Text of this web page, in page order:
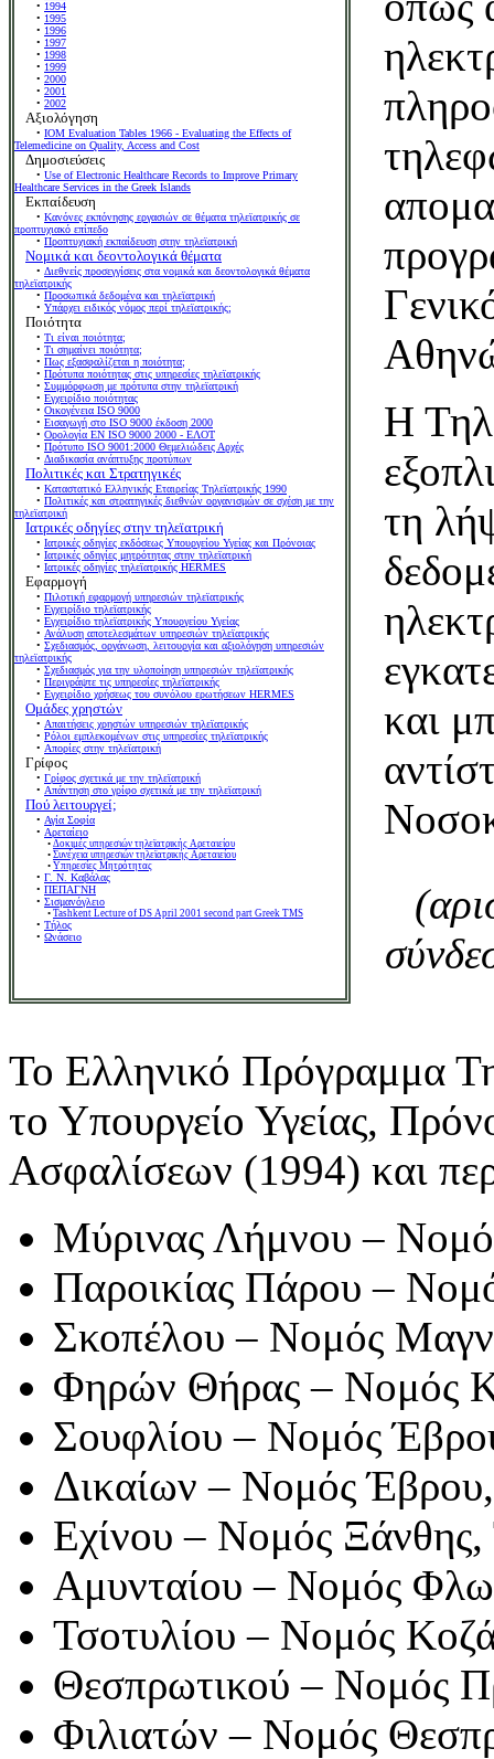
• 1994
• 1995
• 1996
• 1997
• 1998
• 1999
• 2000
• 2001
• 2002
Αξιολόγηση
• IOM Evaluation Tables 1966 - Evaluating the Effects of
Telemedicine on Quality, Access and Cost
Δημοσιεύσεις
• Use of Electronic Healthcare Records to Improve Primary
Healthcare Services in the Greek Islands
Εκπαίδευση
• Κανόνες εκπόνησης εργασιών σε θέματα τηλεϊατρικής σε
προπτυχιακό επίπεδο
• Προπτυχιακή εκπαίδευση στην τηλεϊατρική
Νομικά και δεοντολογικά θέματα
• Διεθνείς προσεγγίσεις στα νομικά και δεοντολογικά θέματα
τηλεϊατρικής
• Προσωπικά δεδομένα και τηλεϊατρική
• Υπάρχει ειδικός νόμος περί τηλεϊατρικής;
Ποιότητα
• Τι είναι ποιότητα;
• Τι σημαίνει ποιότητα;
• Πως εξασφαλίζεται η ποιότητα;
• Πρότυπα ποιότητας στις υπηρεσίες τηλεϊατρικής
• Συμμόρφωση με πρότυπα στην τηλεϊατρική
• Εγχειρίδιο ποιότητας
• Οικογένεια ISO 9000
• Εισαγωγή στο ISO 9000 έκδοση 2000
• Ορολογία ΕΝ ISO 9000 2000 - ΕΛΟΤ
• Πρότυπο ISO 9001:2000 Θεμελιώδεις Αρχές
• Διαδικασία ανάπτυξης προτύπων
Πολιτικές και Στρατηγικές
• Καταστατικό Ελληνικής Εταιρείας Τηλεϊατρικής 1990
• Πολιτικές και στρατηγικές διεθνών οργανισμών σε σχέση με την
τηλεϊατρική
Ιατρικές οδηγίες στην τηλεϊατρική
• Ιατρικές οδηγίες εκδόσεως Υπουργείου Υγείας και Πρόνοιας
• Ιατρικές οδηγίες μητρότητας στην τηλεϊατρική
• Ιατρικές οδηγίες τηλεϊατρικής HERMES
Εφαρμογή
• Πιλοτική εφαρμογή υπηρεσιών τηλεϊατρικής
• Εγχειρίδιο τηλεϊατρικής
• Εγχειρίδιο τηλεϊατρικής Υπουργείου Υγείας
• Ανάλυση αποτελεσμάτων υπηρεσιών τηλεϊατρικής
• Σχεδιασμός, οργάνωση, λειτουργία και αξιολόγηση υπηρεσιών
τηλεϊατρικής
• Σχεδιασμός για την υλοποίηση υπηρεσιών τηλεϊατρικής
• Περιγράψτε τις υπηρεσίες τηλεϊατρικής
• Εγχειρίδιο χρήσεως του συνόλου ερωτήσεων HERMES
Ομάδες χρηστών
• Απαιτήσεις χρηστών υπηρεσιών τηλεϊατρικής
• Ρόλοι εμπλεκομένων στις υπηρεσίες τηλεϊατρικής
• Απορίες στην τηλεϊατρική
Γρίφος
• Γρίφος σχετικά με την τηλεϊατρική
• Απάντηση στο γρίφο σχετικά με την τηλεϊατρική
Πού λειτουργεί;
• Αγία Σοφία
• Αρεταίειο
• Δοκιμές υπηρεσιών τηλεϊατρικής Αρεταιείου
• Συνέχεια υπηρεσιών τηλεϊατρικής Αρεταιείου
• Υπηρεσίες Μητρότητας
• Γ. Ν. Καβάλας
• ΠΕΠΑΓΝΗ
• Σισμανόγλειο
• Tashkent Lecture of DS April 2001 second part Greek TMS
• Τήλος
• Ωνάσειο
Η
τη
και
Το Ελληνικό Πρόγραμμα
το Υπουργείο Υγείας,
Ασφαλίσεων (1994) και
Μύρινας Λήμνου –
Παροικίας Πάρου –
Σκοπέλου – Νομός
Φηρών Θήρας – Νομός
Σουφλίου – Νομός
Δικαίων – Νομός
Εχίνου – Νομός
Αμυνταίου – Νομός
Τσοτυλίου – Νομός
Θεσπρωτικού – Νομός
Φιλιατών – Νομός